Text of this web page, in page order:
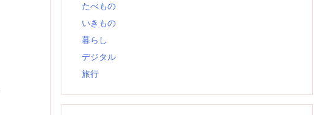
たべもの
いきもの
暮らし
デジタル
旅行